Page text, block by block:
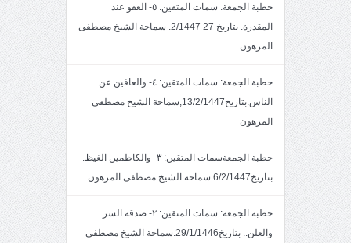
خطبة الجمعة: سمات المتقين: ٥- العفو عند
المقدرة. بتاريخ 27 2/1447. سماحة الشيخ مصطفى
المرهون
خطبة الجمعة: سمات المتقين: ٤- والعافين عن
الناس.بتاريخ13/2/1447,سماحة الشيخ مصطفى
المرهون
خطبة الجمعةسمات المتقين: ٣- والكاظمين الغيظ.
بتاريخ6/2/1447.سماحة الشيخ مصطفى المرهون
خطبة الجمعة: سمات المتقين: ٢- صدقة السر
والعلن.. بتاريخ29/1/1446.سماحة الشيخ مصطفى